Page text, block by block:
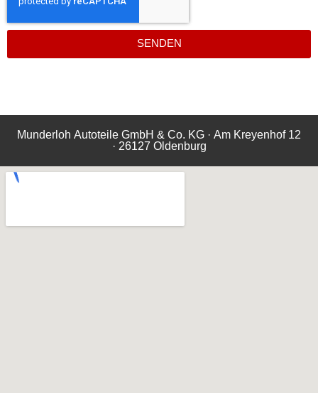
SENDEN
Munderloh Autoteile GmbH & Co. KG · Am Kreyenhof 12
· 26127 Oldenburg